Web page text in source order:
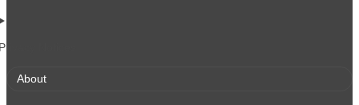
Notices
About